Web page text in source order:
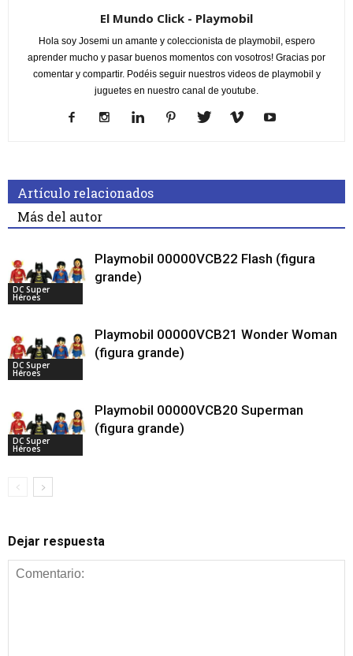
El Mundo Click - Playmobil
Hola soy Josemi un amante y coleccionista de playmobil, espero
aprender mucho y pasar buenos momentos con vosotros! Gracias por
comentar y compartir. Podéis seguir nuestros videos de playmobil y
juguetes en nuestro canal de youtube.
Artículo relacionados
Más del autor
DC Super
Héroes
Playmobil 00000VCB22 Flash (figura
grande)
DC Super
Héroes
Playmobil 00000VCB21 Wonder Woman
(figura grande)
DC Super
Héroes
Playmobil 00000VCB20 Superman
(figura grande)
Dejar respuesta